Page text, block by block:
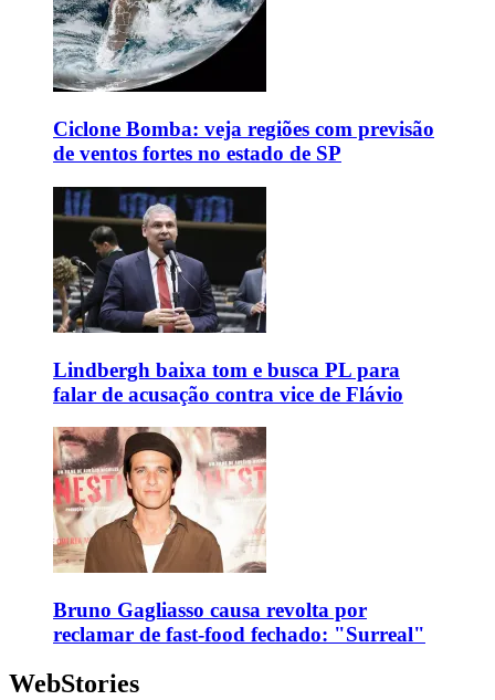
Ciclone Bomba: veja regiões com previsão
de ventos fortes no estado de SP
Lindbergh baixa tom e busca PL para
falar de acusação contra vice de Flávio
Bruno Gagliasso causa revolta por
reclamar de fast-food fechado: "Surreal"
WebStories